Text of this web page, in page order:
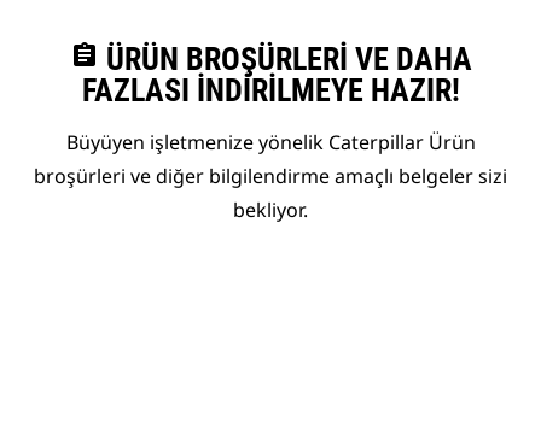
assignment ÜRÜN BROŞÜRLERI VE DAHA
FAZLASI İNDIRILMEYE HAZIR!
Büyüyen işletmenize yönelik Caterpillar Ürün
broşürleri ve diğer bilgilendirme amaçlı belgeler sizi
bekliyor.